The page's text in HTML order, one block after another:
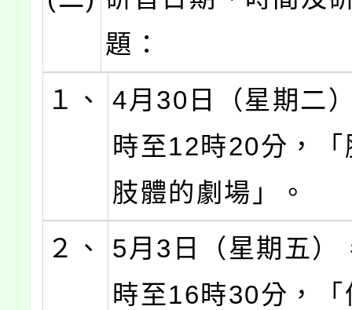
題：
１、
4月30日（星期二
時至12時20分，
肢體的劇場」。
２、
5月3日（星期五）
時至16時30分，